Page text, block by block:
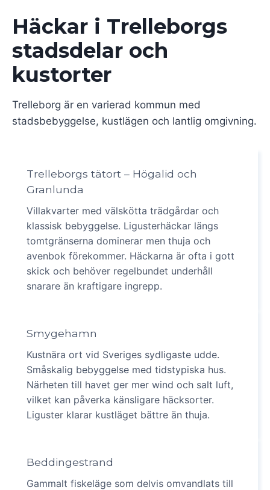
Häckar i Trelleborgs
stadsdelar och
kustorter
Trelleborg är en varierad kommun med
stadsbebyggelse, kustlägen och lantlig omgivning.
Trelleborgs tätort – Högalid och
Granlunda
Villakvarter med välskötta trädgårdar och
klassisk bebyggelse. Ligusterhäckar längs
tomtgränserna dominerar men thuja och
avenbok förekommer. Häckarna är ofta i gott
skick och behöver regelbundet underhåll
snarare än kraftigare ingrepp.
Smygehamn
Kustnära ort vid Sveriges sydligaste udde.
Småskalig bebyggelse med tidstypiska hus.
Närheten till havet ger mer wind och salt luft,
vilket kan påverka känsligare häcksorter.
Liguster klarar kustläget bättre än thuja.
Beddingestrand
Gammalt fiskeläge som delvis omvandlats till